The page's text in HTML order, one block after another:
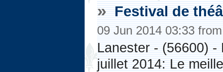
» Festival de
09 Jun 2014 03:33
Lanester - (56600)
juillet 2014: Le